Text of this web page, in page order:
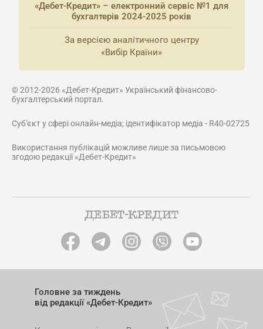
«Дебет-Кредит» – електронний сервіс №1 для
бухгалтерів 2024-2025 років
За версією аналітичного центру
«Вибір Країни»
© 2012-2026 «Дебет-Кредит» Український фінансово-
бухгалтерський портал.
Суб'єкт у сфері онлайн-медіа; ідентифікатор медіа - R40-02725
Використання публікацій можливе лише за письмовою
згодою редакції «Дебет-Кредит»
Головне за тиждень
від редакції «Дебет-Кредит»